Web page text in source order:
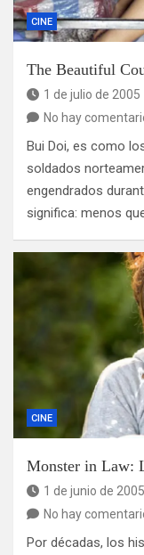
CINE
The Beautiful
1 de julio de 2005
No hay
Bui Doi, es como
soldados
engendrados
significa: menos
CINE
Monster in Law:
1 de junio de 2005
No hay
Por décadas, los